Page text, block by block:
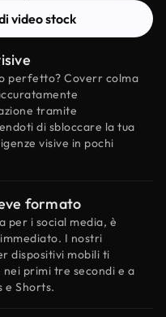
video stock
perfetto? Coverr colma
tramite
di sbloccare la tua
visive in pochi
formato
per i social media, è
I nostri
dispositivi mobili ti
primi tre secondi e a
e Shorts.